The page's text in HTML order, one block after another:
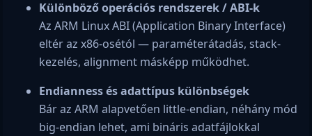
Különböző operációs rendszerek / ABI-k
Az ARM Linux ABI (Application Binary Interface)
eltér az x86-osétól — paraméterátadás, stack-
kezelés, alignment másképp működhet.
Endianness és adattípus különbségek
Bár az ARM alapvetően little-endian, néhány mód
big-endian lehet, ami bináris adatfájlokkal